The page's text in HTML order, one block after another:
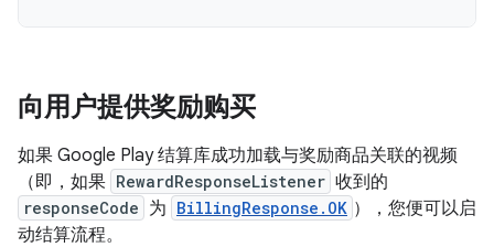
向用户提供奖励购买
如果 Google Play 结算库成功加载与奖励商品关联的视频
（即，如果 RewardResponseListener 收到的
responseCode 为 BillingResponse.OK ），您便可以启
动结算流程。